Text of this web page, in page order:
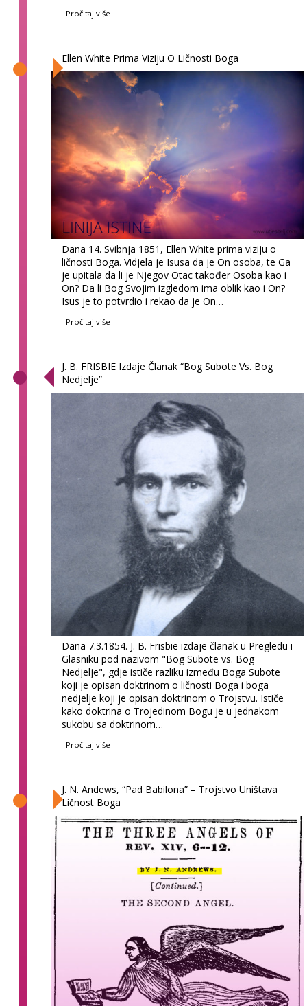
Pročitaj više
Ellen White Prima Viziju O Ličnosti Boga
Dana 14. Svibnja 1851, Ellen White prima viziju o
ličnosti Boga. Vidjela je Isusa da je On osoba, te Ga
je upitala da li je Njegov Otac također Osoba kao i
On? Da li Bog Svojim izgledom ima oblik kao i On?
Isus je to potvrdio i rekao da je On…
Pročitaj više
J. B. FRISBIE Izdaje Članak “Bog Subote Vs. Bog
Nedjelje”
Dana 7.3.1854. J. B. Frisbie izdaje članak u Pregledu i
Glasniku pod nazivom "Bog Subote vs. Bog
Nedjelje", gdje ističe razliku između Boga Subote
koji je opisan doktrinom o ličnosti Boga i boga
nedjelje koji je opisan doktrinom o Trojstvu. Ističe
kako doktrina o Trojedinom Bogu je u jednakom
sukobu sa doktrinom…
Pročitaj više
J. N. Andews, “Pad Babilona” – Trojstvo Uništava
Ličnost Boga